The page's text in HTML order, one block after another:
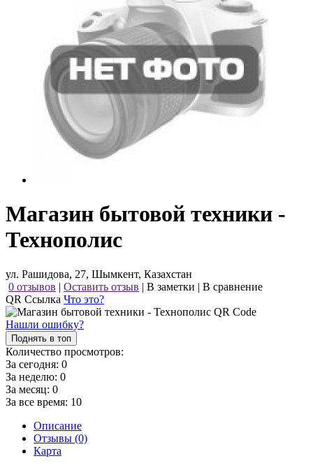
Магазин бытовой техники -
Технополис
ул. Рашидова, 27, Шымкент, Казахстан
0 отзывов | Оставить отзыв | В заметки | В сравнение
QR Ссылка Что это?
Нашли ошибку?
Поднять в топ
Количество просмотров:
За сегодня: 0
За неделю: 0
За месяц: 0
За все время: 10
Описание
Отзывы (0)
Карта